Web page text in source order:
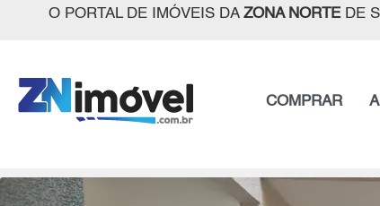
O PORTAL DE IMÓVEIS DA ZONA NORTEDE
COMPRAR